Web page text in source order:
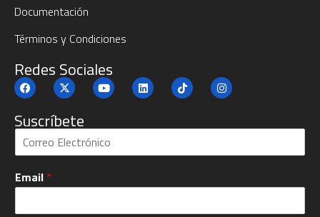
Documentación
Términos y Condiciones
Redes Sociales
Suscríbete
S
c
r
Email *